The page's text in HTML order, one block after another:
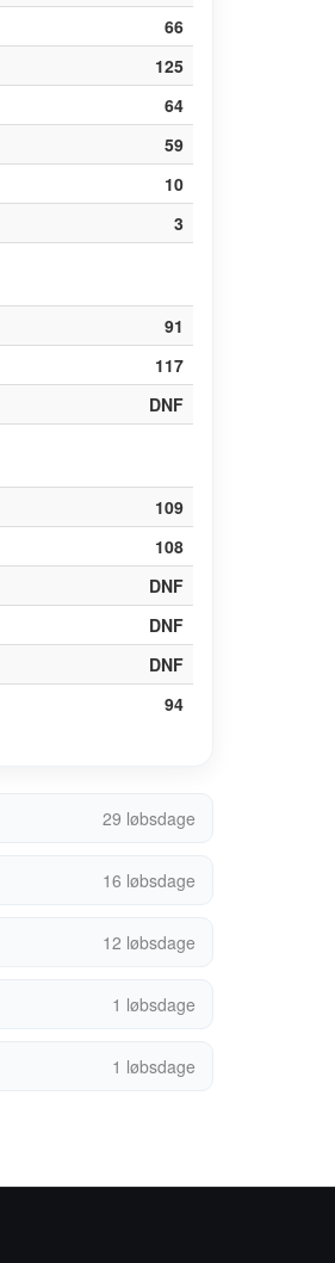
66
125
64
59
10
3
91
117
DNF
109
108
DNF
DNF
DNF
94
29 løbsdage
16 løbsdage
12 løbsdage
1 løbsdage
1 løbsdage